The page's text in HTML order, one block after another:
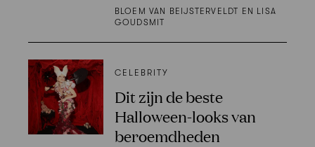
BLOEM VAN BEIJSTERVELDT EN LISA
GOUDSMIT
CELEBRITY
Dit zijn de beste
Halloween-looks van
beroemdheden